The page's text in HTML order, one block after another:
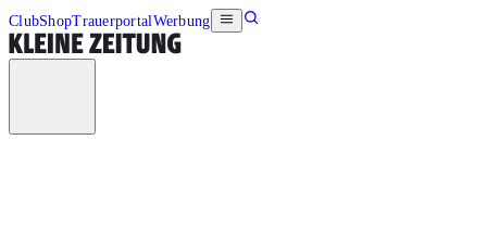
ClubShopTrauerportalWerbung